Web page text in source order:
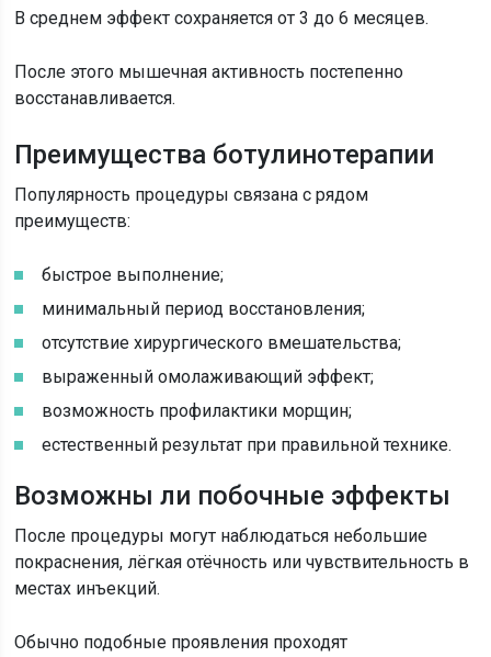
В среднем эффект сохраняется от 3 до 6 месяцев.
После этого мышечная активность постепенно
восстанавливается.
Преимущества ботулинотерапии
Популярность процедуры связана с рядом
преимуществ:
быстрое выполнение;
минимальный период восстановления;
отсутствие хирургического вмешательства;
выраженный омолаживающий эффект;
возможность профилактики морщин;
естественный результат при правильной технике.
Возможны ли побочные эффекты
После процедуры могут наблюдаться небольшие
покраснения, лёгкая отёчность или чувствительность в
местах инъекций.
Обычно подобные проявления проходят